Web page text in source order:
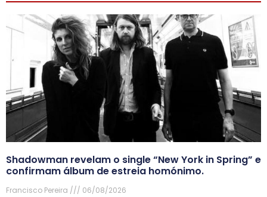
Shadowman revelam o single “New York in Spring” e
confirmam álbum de estreia homónimo.
Francisco Pereira 06/08/2026